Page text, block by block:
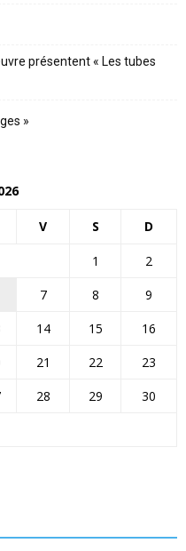
présentent « Les tubes
»
V S D
1
2
7 8
9
14 15
16
21 22
23
28 29
30